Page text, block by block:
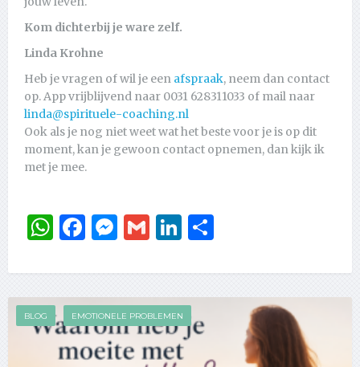
Kom dichterbij je ware zelf.
Linda Krohne
Heb je vragen of wil je een afspraak, neem dan contact
op. App vrijblijvend naar 0031 628311033 of mail naar
linda@spirituele-coaching.nl
Ook als je nog niet weet wat het beste voor je is op dit
moment, kan je gewoon contact opnemen, dan kijk ik
met je mee.
WhatsApp
Facebook
Messenger
GmailLinkedIn
BLOG EMOTIONELE PROBLEMEN